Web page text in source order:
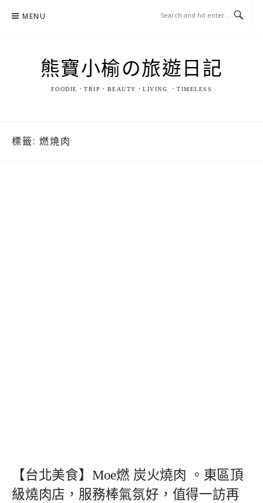
MENU
熊寶小榆の旅遊日記
FOODIE．TRIP．BEAUTY．LIVING ．TIMELESS
標籤: 燃燒肉
【台北美食】Moe燃 炭火燒肉 。東區頂
級燒肉店，服務棒氣氛好，值得一訪再